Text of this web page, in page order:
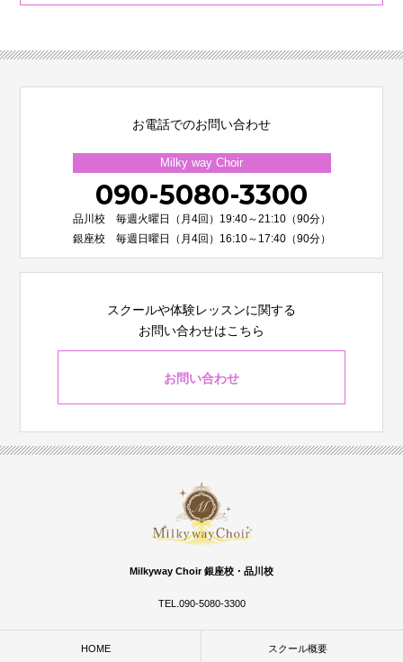
お電話でのお問い合わせ
Milky way Choir
090-5080-3300
品川校 毎週火曜日（月4回）19:40～21:10（90分）
銀座校 毎週日曜日（月4回）16:10～17:40（90分）
スクールや体験レッスンに関する
お問い合わせはこちら
お問い合わせ
Milkyway Choir 銀座校・品川校
TEL.090-5080-3300
HOME スクール概要